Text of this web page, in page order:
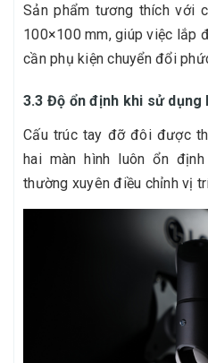
Sản phẩm tương thích với
100×100 mm, giúp việc lắp
cần phụ kiện chuyển đổi
3.3 Độ ổn định khi sử dụng
Cấu trúc tay đỡ đôi được
hai màn hình luôn ổn
thường xuyên điều chỉnh vị